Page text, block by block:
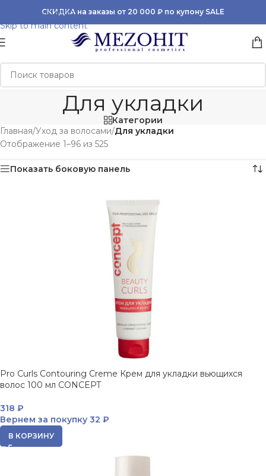
Skip to navigation
Skip to main content
СКИДКА на заказы от 20 000 ₽ по купону SALE
Для укладки
Категории
Главная/Уход за волосами/Для укладки
Отображение 1–96 из 525
Показать боковую панель
Pro Curls Contouring Creme Крем для укладки вьющихся
волос 100 мл CONCEPT
318 ₽
Вернем за покупку 32 ₽
В КОРЗИНУ